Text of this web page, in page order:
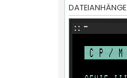
DATEIANHÄNGE